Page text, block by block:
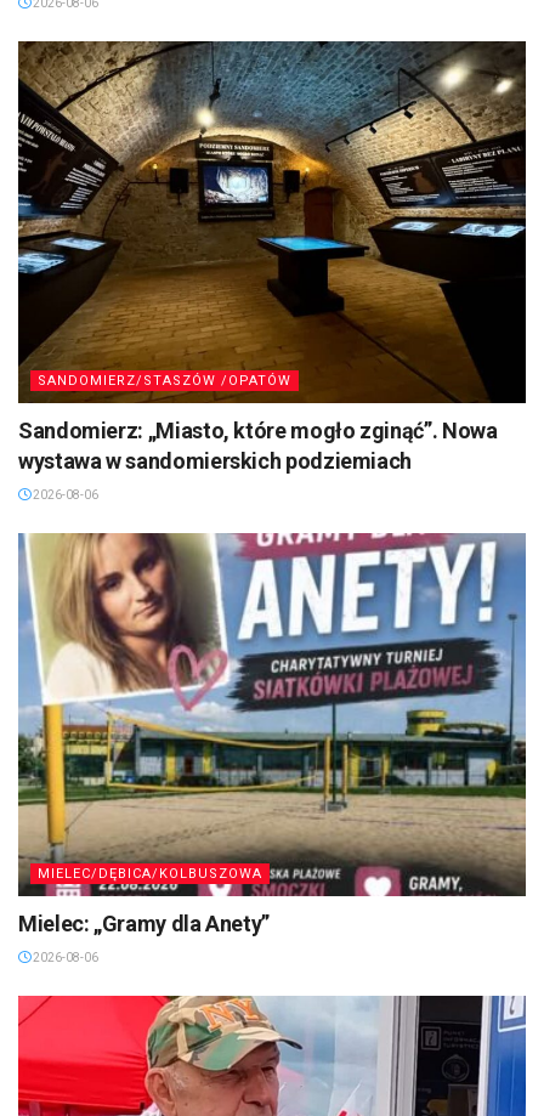
SANDOMIERZ/STASZÓW /OPATÓW
Sandomierz: „Miasto, które mogło zginąć”. Nowa
wystawa w sandomierskich podziemiach
2026-08-06
MIELEC/DĘBICA/KOLBUSZOWA
Mielec: „Gramy dla Anety”
2026-08-06